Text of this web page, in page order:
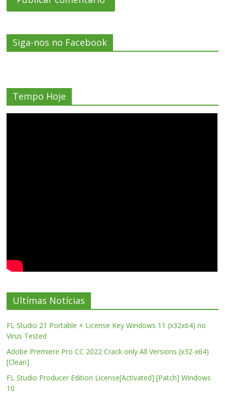
Siga-nos no Facebook
Tempo Hoje
Ultímas Notícias
FL Studio 21 Portable + License Key Windows 11 (x32x64) no
Virus Tested
Adobe Premiere Pro CC 2022 Crack only All Versions (x32-x64)
[Clean]
FL Studio Producer Edition License[Activated] [Patch] Windows
10